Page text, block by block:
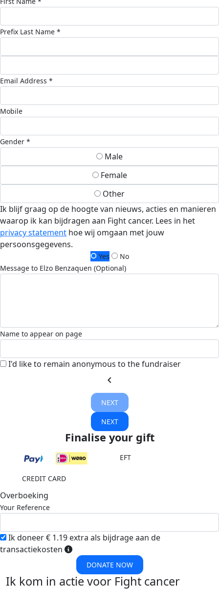
Prefix Last Name *
Email Address *
Mobile
Gender *
Male
Female
Other
Ik blijf graag op de hoogte van nieuws, acties en manieren
waarop ik kan bijdragen aan Fight cancer. Lees in het
privacy statement hoe wij omgaan met jouw
persoonsgegevens.
Yes
No
Message to Elzo Benzaquen (Optional)
Name to appear on page
I'd like to remain anonymous to the fundraiser
chevron_left
NEXT
NEXT
Finalise your gift
EFT
CREDIT CARD
Overboeking
Your Reference
Ik doneer € 1.19 extra als bijdrage aan de
transactiekosten
DONATE NOW
Ik kom in actie voor Fight cancer